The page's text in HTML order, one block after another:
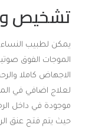
تشخيص
يمكن لطبيب
الموجات الفوق
الاجهاض كاملا
لعلاج اضافي في
موجودة في داخل
حيث يتم فتح عنق